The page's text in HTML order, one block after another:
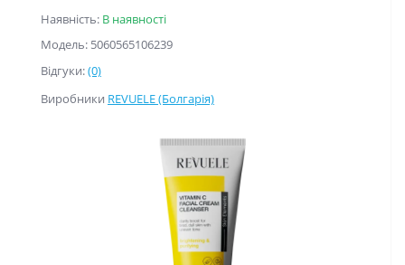
Наявність: В наявності
Модель: 5060565106239
Відгуки:(0)
Виробники REVUELE (Болгарія)